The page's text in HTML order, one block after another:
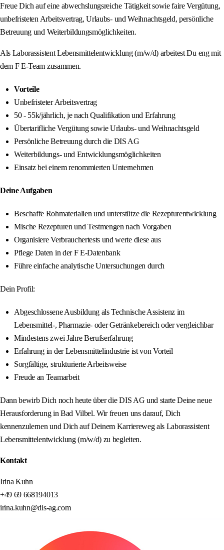
Freue Dich auf eine abwechslungsreiche Tätigkeit sowie faire Vergütung,
unbefristeten Arbeitsvertrag, Urlaubs- und Weihnachtsgeld, persönliche
Betreuung und Weiterbildungsmöglichkeiten.
Als Laborassistent Lebensmittelentwicklung (m/w/d) arbeitest Du eng mit
dem F E-Team zusammen.
Vorteile
Unbefristeter Arbeitsvertrag
50 - 55k/jährlich, je nach Qualifikation und Erfahrung
Übertarifliche Vergütung sowie Urlaubs- und Weihnachtsgeld
Persönliche Betreuung durch die DIS AG
Weiterbildungs- und Entwicklungsmöglichkeiten
Einsatz bei einem renommierten Unternehmen
Deine Aufgaben
Beschaffe Rohmaterialien und unterstütze die Rezepturentwicklung
Mische Rezepturen und Testmengen nach Vorgaben
Organisiere Verbrauchertests und werte diese aus
Pflege Daten in der F E-Datenbank
Führe einfache analytische Untersuchungen durch
Dein Profil:
Abgeschlossene Ausbildung als Technische Assistenz im
Lebensmittel-, Pharmazie- oder Getränkebereich oder vergleichbar
Mindestens zwei Jahre Berufserfahrung
Erfahrung in der Lebensmittelindustrie ist von Vorteil
Sorgfältige, strukturierte Arbeitsweise
Freude an Teamarbeit
Dann bewirb Dich noch heute über die DIS AG und starte Deine neue
Herausforderung in Bad Vilbel. Wir freuen uns darauf, Dich
kennenzulernen und Dich auf Deinem Karriereweg als Laborassistent
Lebensmittelentwicklung (m/w/d) zu begleiten.
Kontakt
Irina Kuhn
+49 69 668194013
irina.kuhn@dis-ag.com